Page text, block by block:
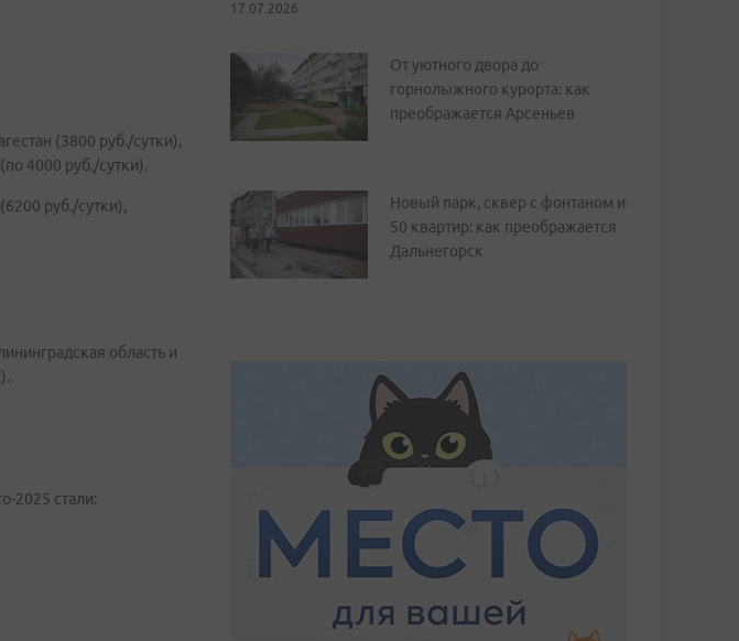
(3800 руб./сутки),
4000 руб./сутки).
руб./сутки),
область и
2025 стали:
17.07.2026
От уютного двора до
горнолыжного курорта: как
преображается Арсеньев
Новый парк, сквер с фонтаном и
50 квартир: как преображается
Дальнегорск